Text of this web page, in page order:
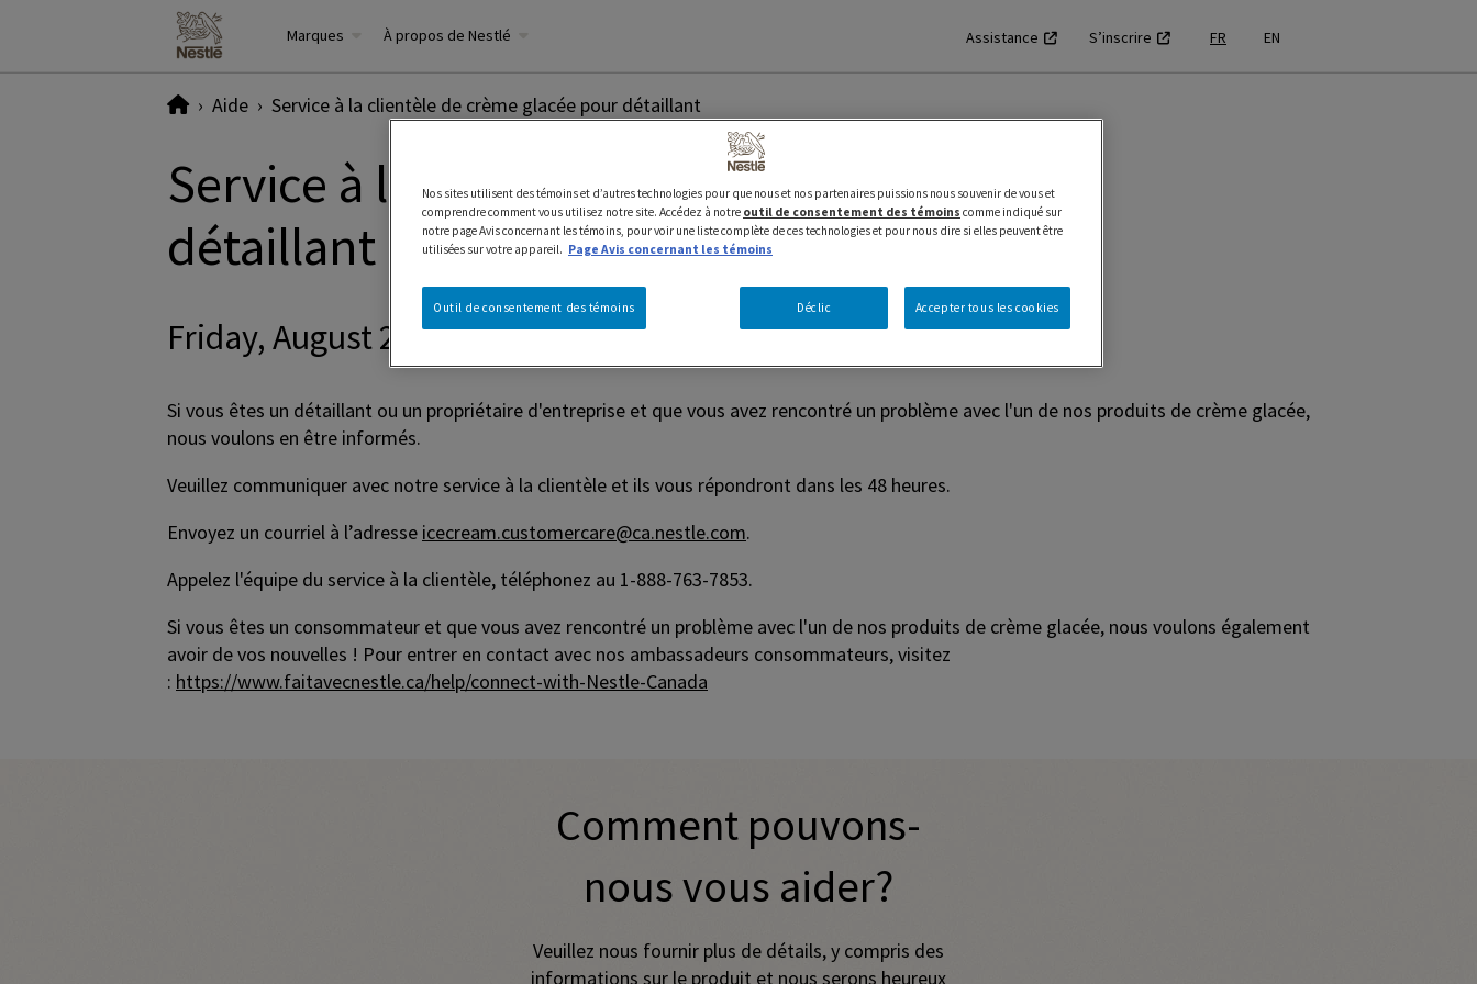
Marques À propos de Nestlé Assistance S’inscrire FR EN
Home
Aide Service à la clientèle de crème glacée pour détaillant
Service à la clientèle de crème glacée pour
détaillant
Friday, August 25, 2023
Si vous êtes un détaillant ou un propriétaire d'entreprise et que vous avez rencontré un problème avec l'un de nos produits de crème glacée,
nous voulons en être informés.
Veuillez communiquer avec notre service à la clientèle et ils vous répondront dans les 48 heures.
Envoyez un courriel à l’adresse icecream.customercare@ca.nestle.com.
Appelez l'équipe du service à la clientèle, téléphonez au 1-888-763-7853.
Si vous êtes un consommateur et que vous avez rencontré un problème avec l'un de nos produits de crème glacée, nous voulons également
avoir de vos nouvelles ! Pour entrer en contact avec nos ambassadeurs consommateurs, visitez
: https://www.faitavecnestle.ca/help/connect-with-Nestle-Canada
Promotional banner with descriptive content and call-to-action buttons. Use tab to navigate.
Comment pouvons-
nous vous aider?
Veuillez nous fournir plus de détails, y compris des
informations sur le produit et nous serons heureux
Nos sites utilisent des témoins et d’autres technologies pour que nous et nos partenaires puissions nous souvenir de vous et
comprendre comment vous utilisez notre site. Accédez à notre outil de consentement des témoins comme indiqué sur
notre page Avis concernant les témoins, pour voir une liste complète de ces technologies et pour nous dire si elles peuvent être
utilisées sur votre appareil. Page Avis concernant les témoins
Déclic Accepter tous les cookies
Outil de consentement des témoins